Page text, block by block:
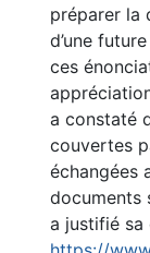
préparer la
d’une
ces
a constaté
couvertes
échangées
documents
a justifié sa